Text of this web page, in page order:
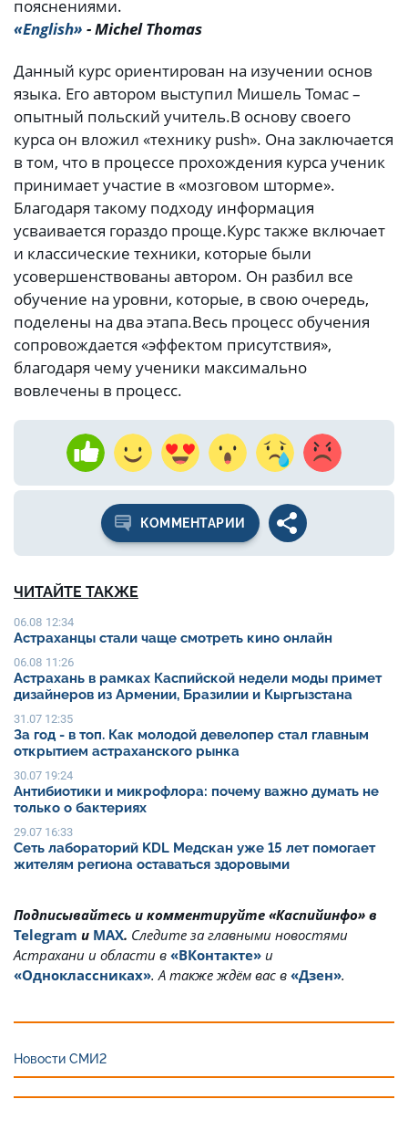
пояснениями.
«English» - Michel Thomas
Данный курс ориентирован на изучении основ
языка. Его автором выступил Мишель Томас –
опытный польский учитель.В основу своего
курса он вложил «технику push». Она заключается
в том, что в процессе прохождения курса ученик
принимает участие в «мозговом шторме».
Благодаря такому подходу информация
усваивается гораздо проще.Курс также включает
и классические техники, которые были
усовершенствованы автором. Он разбил все
обучение на уровни, которые, в свою очередь,
поделены на два этапа.Весь процесс обучения
сопровождается «эффектом присутствия»,
благодаря чему ученики максимально
вовлечены в процесс.
КОММЕНТАРИИ
ЧИТАЙТЕ ТАКЖЕ
06.08 12:34
Астраханцы стали чаще смотреть кино онлайн
06.08 11:26
Астрахань в рамках Каспийской недели моды примет
дизайнеров из Армении, Бразилии и Кыргызстана
31.07 12:35
За год - в топ. Как молодой девелопер стал главным
открытием астраханского рынка
30.07 19:24
Антибиотики и микрофлора: почему важно думать не
только о бактериях
29.07 16:33
Сеть лабораторий KDL Медскан уже 15 лет помогает
жителям региона оставаться здоровыми
Подписывайтесь и комментируйте «Каспийинфо» в
Telegram и MAX. Cледите за главными новостями
Астрахани и области в «ВКонтакте» и
«Одноклассниках». А также ждём вас в «Дзен».
Новости СМИ2